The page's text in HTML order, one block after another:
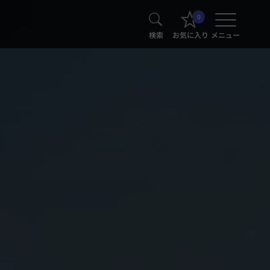
検索
0
お気に入り メニュー